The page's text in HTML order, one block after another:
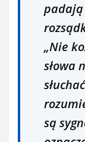
padają
„Nie
słowa
są